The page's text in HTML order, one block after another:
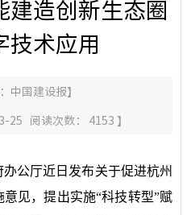
造创新生态圈
技术应用
中国建设报】
25 阅读次数： 4153 】
公厅近日发布关于促进杭州
见，提出实施“科技转型”赋